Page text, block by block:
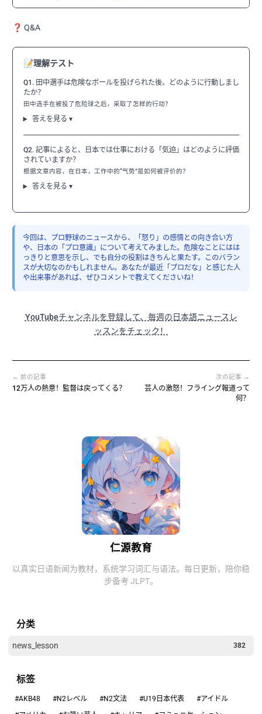
仁源教育
以真实日语新闻为教材，系统学习词汇与语法。每日更新，陪你稳
步备考 JLPT。
分类
news_lesson 382
标签
#AKB48 #N2レベル #N2文法 #U19日本代表
#アイドル
❓ Q&A
📝理解テスト
Q1. 田中選手は危険なボールを投げられた後、どのように行動しまし
たか？
田中选手在被投了危险球之后，采取了怎样的行动？
答えを見る ▾
Q2. 記事によると、日本では仕事における「気迫」はどのように評価
されていますか？
根据文章内容，在日本，工作中的“气势”是如何被评价的？
答えを見る ▾
今回は、プロ野球のニュースから、「怒り」の感情との向き合い方
や、日本の「プロ意識」について考えてみました。危険なことにはは
っきりと意思を示し、でも自分の役割はきちんと果たす。このバラン
スが大切なのかもしれません。あなたが最近「プロだな」と感じた人
や出来事があれば、ぜひコメントで教えてくださいね！
YouTubeチャンネルを登録して、毎週の日本語ニュースレ
ッスンをチェック！
← 前の記事
12万人の熱意！監督は戻ってくる？
次の記事 →
芸人の激怒！フライング報道って
何？